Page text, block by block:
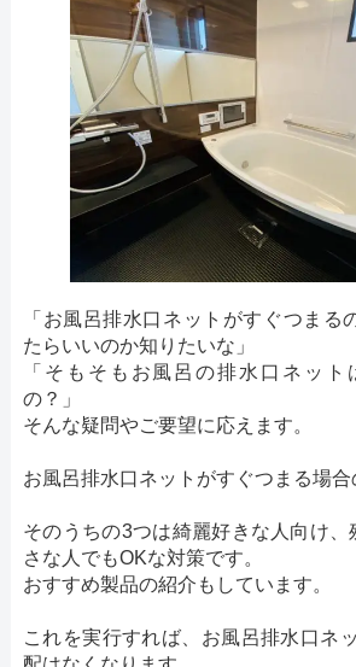
「お風呂排水口ネットがすぐつまる
たらいいのか知りたいな」
「そもそもお風呂の排水口ネット
の？」
そんな疑問やご要望に応えます。
お風呂排水口ネットがすぐつまる場合
そのうちの3つは綺麗好きな人向け、
さな人でもOKな対策です。
おすすめ製品の紹介もしています。
これを実行すれば、お風呂排水口ネ